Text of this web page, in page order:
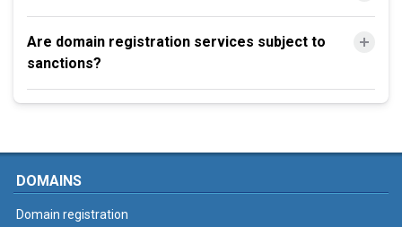
Are domain registration services subject to
sanctions?
DOMAINS
Domain registration